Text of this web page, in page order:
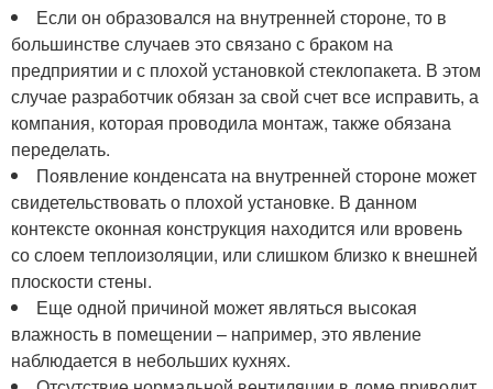
Если он образовался на внутренней стороне, то в
большинстве случаев это связано с браком на
предприятии и с плохой установкой стеклопакета. В этом
случае разработчик обязан за свой счет все исправить, а
компания, которая проводила монтаж, также обязана
переделать.
Появление конденсата на внутренней стороне может
свидетельствовать о плохой установке. В данном
контексте оконная конструкция находится или вровень
со слоем теплоизоляции, или слишком близко к внешней
плоскости стены.
Еще одной причиной может являться высокая
влажность в помещении – например, это явление
наблюдается в небольших кухнях.